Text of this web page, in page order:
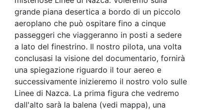
grande piana desertica a bordo di un piccolo
aeroplano che può ospitare fino a cinque
passeggeri che viaggeranno in posti a sedere
a lato del finestrino. Il nostro pilota, una volta
conclusasi la visione del documentario, fornirà
una spiegazione riguardo il tour aereo e
successivamente inizieremo il nostro volo sulle
Linee di Nazca. La prima figura che vedremo
dall'alto sarà la balena (vedi mappa), una